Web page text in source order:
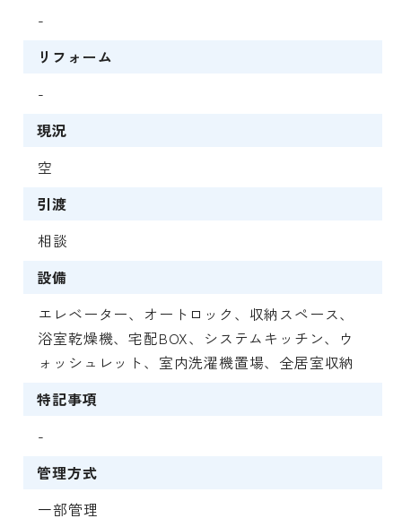
-
リフォーム
-
現況
空
引渡
相談
設備
エレベーター、オートロック、収納スペース、
浴室乾燥機、宅配BOX、システムキッチン、ウ
ォッシュレット、室内洗濯機置場、全居室収納
特記事項
-
管理方式
一部管理